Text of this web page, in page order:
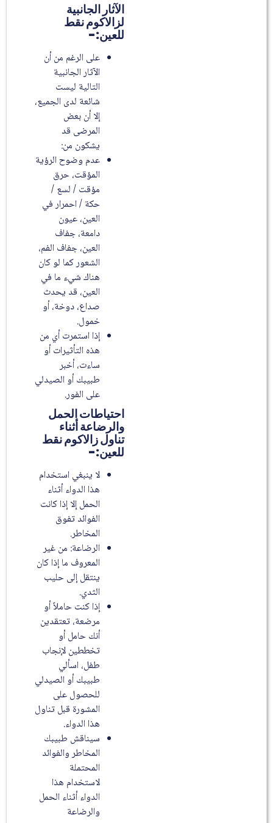
الآثار الجانبية
لزالاكوم نقط
للعين:-
على الرغم من أن
الآثار الجانبية
التالية ليست
شائعة لدى الجميع،
إلا أن بعض
المرضى قد
يشكون من:
عدم وضوح الرؤية
المؤقت، حرق
مؤقت / لسع /
حكة / احمرار في
العين، عيون
دامعة، جفاف
العين، جفاف الفم،
الشعور كما لو كان
هناك شيء ما في
العين، قد يحدث
صداع، دوخة، أو
خمول.
إذا استمرت أي من
هذه التأثيرات أو
ساءت، أخبر
طبيبك أو الصيدلي
على الفور.
احتياطات الحمل
والرضاعة أثناء
تناول زالاكوم نقط
للعين:-
لا ينبغي استخدام
هذا الدواء أثناء
الحمل إلا إذا كانت
الفوائد تفوق
المخاطر.
الرضاعة: من غير
المعروف ما إذا كان
ينتقل إلى حليب
الثدي.
إذا كنت حاملاً أو
مرضعة، تعتقدين
أنك حامل أو
تخططين لإنجاب
طفل، اسألي
طبيبك أو الصيدلي
للحصول على
المشورة قبل تناول
هذا الدواء.
سيناقش طبيبك
المخاطر والفوائد
المحتملة
لاستخدام هذا
الدواء أثناء الحمل
والرضاعة